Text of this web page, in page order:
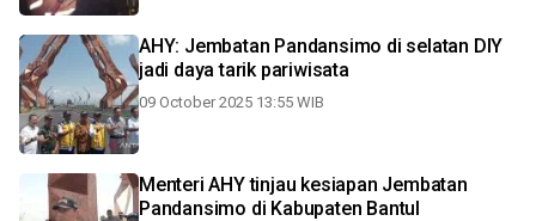
AHY: Jembatan Pandansimo di selatan DIY
jadi daya tarik pariwisata
09 October 2025 13:55 WIB
Menteri AHY tinjau kesiapan Jembatan
Pandansimo di Kabupaten Bantul